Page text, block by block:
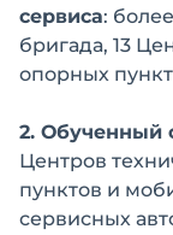
сервиса:
бригада, 13
опорных
2. Обученный
Центров
пунктов и
сервисных